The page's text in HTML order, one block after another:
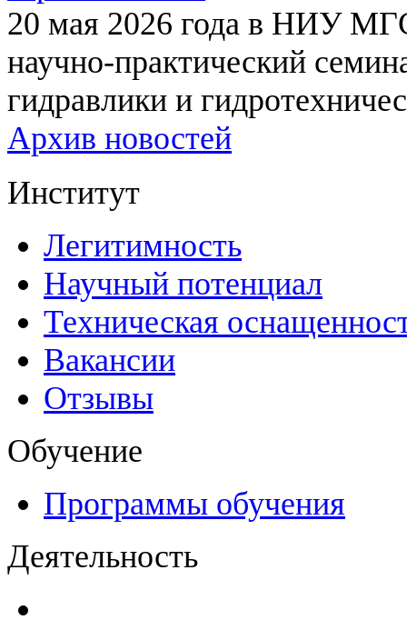
20 мая 2026 года в НИУ
научно-практический
гидравлики и
Архив новостей
Институт
Легитимность
Научный потенциал
Техническая
Вакансии
Отзывы
Обучение
Программы обучения
Деятельность